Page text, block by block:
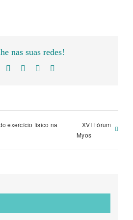
nas suas redes!
Facebook
TwitterLinkedInWhatsApp
exercício físico na
XVI Fórum
Myos